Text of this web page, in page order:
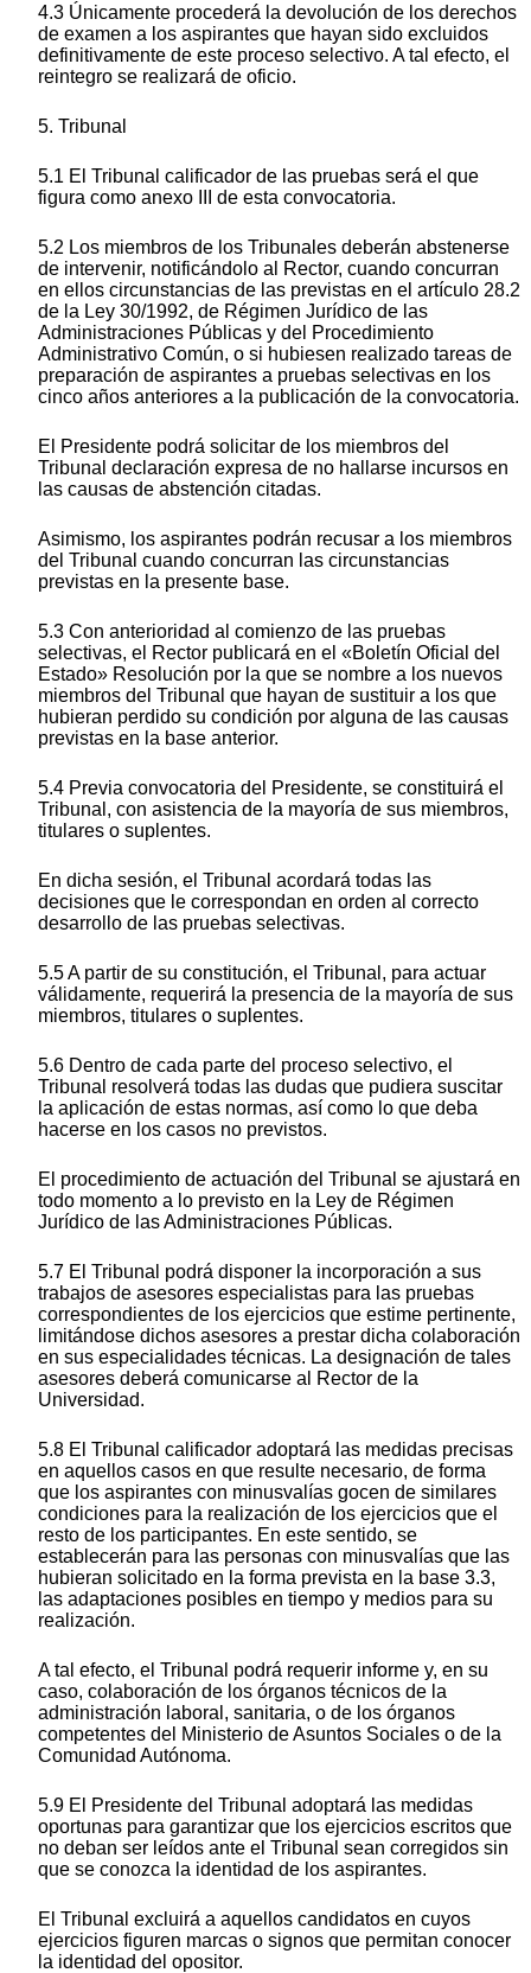
4.3 Únicamente procederá la devolución de los derechos
de examen a los aspirantes que hayan sido excluidos
definitivamente de este proceso selectivo. A tal efecto, el
reintegro se realizará de oficio.
5. Tribunal
5.1 El Tribunal calificador de las pruebas será el que
figura como anexo III de esta convocatoria.
5.2 Los miembros de los Tribunales deberán abstenerse
de intervenir, notificándolo al Rector, cuando concurran
en ellos circunstancias de las previstas en el artículo 28.2
de la Ley 30/1992, de Régimen Jurídico de las
Administraciones Públicas y del Procedimiento
Administrativo Común, o si hubiesen realizado tareas de
preparación de aspirantes a pruebas selectivas en los
cinco años anteriores a la publicación de la convocatoria.
El Presidente podrá solicitar de los miembros del
Tribunal declaración expresa de no hallarse incursos en
las causas de abstención citadas.
Asimismo, los aspirantes podrán recusar a los miembros
del Tribunal cuando concurran las circunstancias
previstas en la presente base.
5.3 Con anterioridad al comienzo de las pruebas
selectivas, el Rector publicará en el «Boletín Oficial del
Estado» Resolución por la que se nombre a los nuevos
miembros del Tribunal que hayan de sustituir a los que
hubieran perdido su condición por alguna de las causas
previstas en la base anterior.
5.4 Previa convocatoria del Presidente, se constituirá el
Tribunal, con asistencia de la mayoría de sus miembros,
titulares o suplentes.
En dicha sesión, el Tribunal acordará todas las
decisiones que le correspondan en orden al correcto
desarrollo de las pruebas selectivas.
5.5 A partir de su constitución, el Tribunal, para actuar
válidamente, requerirá la presencia de la mayoría de sus
miembros, titulares o suplentes.
5.6 Dentro de cada parte del proceso selectivo, el
Tribunal resolverá todas las dudas que pudiera suscitar
la aplicación de estas normas, así como lo que deba
hacerse en los casos no previstos.
El procedimiento de actuación del Tribunal se ajustará en
todo momento a lo previsto en la Ley de Régimen
Jurídico de las Administraciones Públicas.
5.7 El Tribunal podrá disponer la incorporación a sus
trabajos de asesores especialistas para las pruebas
correspondientes de los ejercicios que estime pertinente,
limitándose dichos asesores a prestar dicha colaboración
en sus especialidades técnicas. La designación de tales
asesores deberá comunicarse al Rector de la
Universidad.
5.8 El Tribunal calificador adoptará las medidas precisas
en aquellos casos en que resulte necesario, de forma
que los aspirantes con minusvalías gocen de similares
condiciones para la realización de los ejercicios que el
resto de los participantes. En este sentido, se
establecerán para las personas con minusvalías que las
hubieran solicitado en la forma prevista en la base 3.3,
las adaptaciones posibles en tiempo y medios para su
realización.
A tal efecto, el Tribunal podrá requerir informe y, en su
caso, colaboración de los órganos técnicos de la
administración laboral, sanitaria, o de los órganos
competentes del Ministerio de Asuntos Sociales o de la
Comunidad Autónoma.
5.9 El Presidente del Tribunal adoptará las medidas
oportunas para garantizar que los ejercicios escritos que
no deban ser leídos ante el Tribunal sean corregidos sin
que se conozca la identidad de los aspirantes.
El Tribunal excluirá a aquellos candidatos en cuyos
ejercicios figuren marcas o signos que permitan conocer
la identidad del opositor.